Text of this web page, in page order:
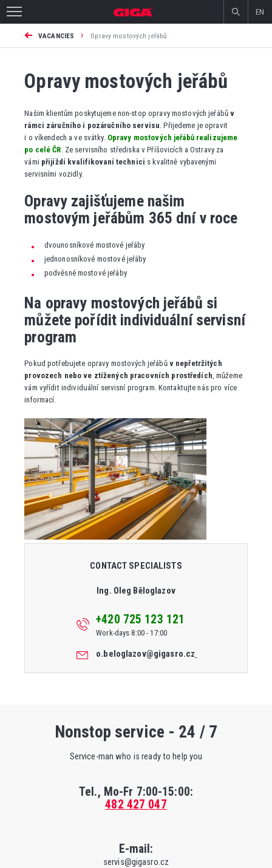
EN
VACANCIES › Opravy mostových jeřábů
Opravy mostových jeřábů
Našim klientům poskytujeme non-stop opravy mostových jeřábův
rámci záručního i pozáručního servisu. Přijedeme je opravit
i o víkendech a ve svátky. Opravy mostových jeřábů realizujeme
po celé ČR. Ze servisního střediska v Příšovicích a Ostravy za
vámi přijíždí kvalifikovaní technici s kvalitně vybavenými
servisními vozidly.
Opravy zajišťujeme našim
mostovým jeřábům 365 dní v roce
dvounosníkové mostové jeřáby
jednonosníkové mostové jeřáby
podvěsné mostové jeřáby
Na opravy mostových jeřábů si
můžete pořídit individuální servisní
program
Pokud potřebujete opravy mostových jeřábův nepřetržitých
provozech nebo ve ztížených pracovních prostředích , můžeme
vám vyřídit individuální servisní program. Kontaktujte nás pro více
informací.
CONTACT SPECIALISTS
Ing. Oleg Běloglazov
+420 725 123 121
Work-days 8:00 - 17:00
o.beloglazov@gigasro.cz
Nonstop service - 24 / 7
Service-man who is ready to help you
Tel., Mo-Fr 7:00-15:00:
482 427 047
E-mail:
servis@gigasro.cz